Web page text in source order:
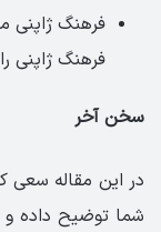
فرهنگ ژاپنی
فرهنگ ژاپنی
سخن آخر
در این مقاله سعی
شما توضیح داده و